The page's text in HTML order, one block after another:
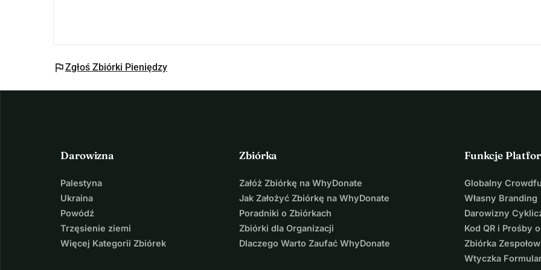
flagZgłoś Zbiórki Pieniędzy
Darowizna
Palestyna
Ukraina
Powódź
Trzęsienie ziemi
Więcej Kategorii Zbiórek
Zbiórka
Załóż Zbiórkę na WhyDonate
Jak Założyć Zbiórkę na WhyDonate
Poradniki o Zbiórkach
Zbiórki dla Organizacji
Dlaczego Warto Zaufać WhyDonate
Funkcje
Globalny
Własny Branding
Darowizny
Kod QR i Prośby
Zbiórka
Wtyczka